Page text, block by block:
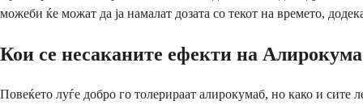
можеби ќе можат да ја намалат дозата со текот на времето,
Кои се несаканите ефекти на
Повеќето луѓе добро го толерираат алирокумаб, но како и сите